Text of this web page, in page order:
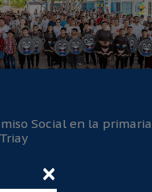
Social en la primaria
×